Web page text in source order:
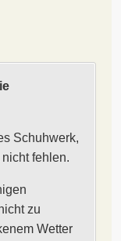
Schuhwerk,
fehlen.
zu
Wetter